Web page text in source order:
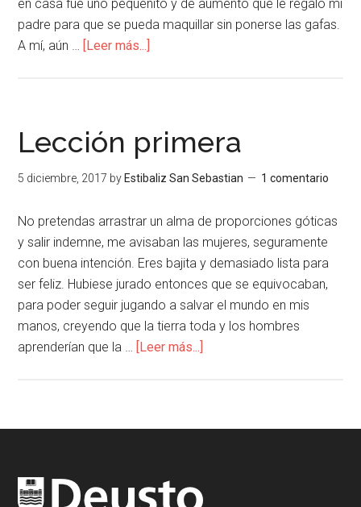
en casa fue uno pequeñito y de aumento que le regaló mi
padre para que se pueda maquillar sin ponerse las gafas.
A mí, aún … [Leer más...]
Lección primera
5 diciembre, 2017 by Estibaliz San Sebastian 1 comentario
No pretendas arrastrar un alma de proporciones góticas
y salir indemne, me avisaban las mujeres, seguramente
con buena intención. Eres bajita y demasiado lista para
ser feliz. Hubiese jurado entonces que se equivocaban,
para poder seguir jugando a salvar el mundo en mis
manos, creyendo que la tierra toda y los hombres
aprenderían que la … [Leer más...]